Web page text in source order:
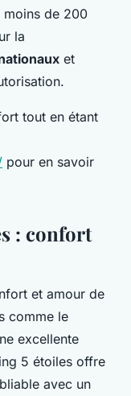
moins de 200
la
et
tout en étant
pour en savoir
: confort
et amour de
comme le
excellente
5 étoiles offre
avec un